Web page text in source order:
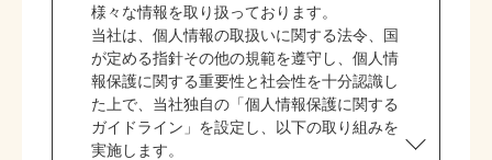
様々な情報を取り扱っております。
当社は、個人情報の取扱いに関する法令、国
が定める指針その他の規範を遵守し、個人情
報保護に関する重要性と社会性を十分認識し
た上で、当社独自の「個人情報保護に関する
ガイドライン」を設定し、以下の取り組みを
実施します。